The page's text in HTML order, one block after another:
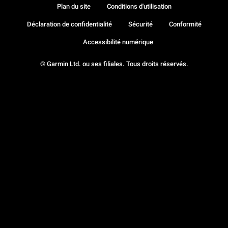
© Garmin Ltd. ou ses filiales. Tous droits réservés.
Plan du site Conditions d'utilisation
Déclaration de confidentialité Sécurité Conformité
Accessibilité numérique